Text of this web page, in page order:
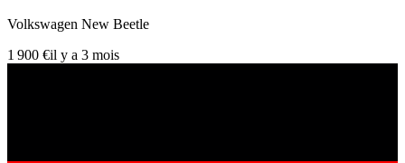
Volkswagen New Beetle
1 900 €il y a 3 mois